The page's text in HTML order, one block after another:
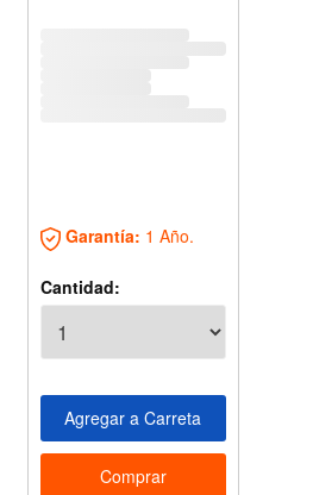
Garantía: 1 Año.
Cantidad: